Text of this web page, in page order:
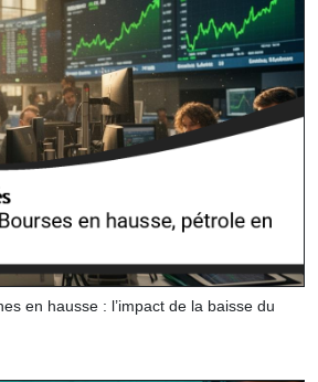
en hausse : l’impact de la baisse du